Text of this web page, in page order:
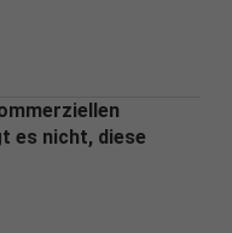
es nicht, diese